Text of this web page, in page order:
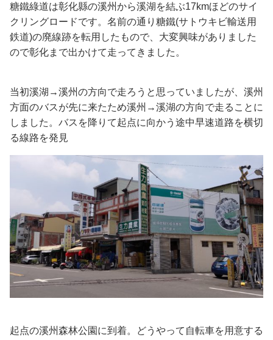
糖鐵綠道は彰化縣の溪州から溪湖を結ぶ17kmほどのサイ
クリングロードです。名前の通り糖鐵(サトウキビ輸送用
鉄道)の廃線跡を転用したもので、大変興味がありました
ので彰化まで出かけて走ってきました。
当初溪湖→溪州の方向で走ろうと思っていましたが、溪州
方面のバスが先に来たため溪州→溪湖の方向で走ることに
しました。バスを降りて起点に向かう途中早速道路を横切
る線路を発見
起点の溪州森林公園に到着。どうやって自転車を用意する